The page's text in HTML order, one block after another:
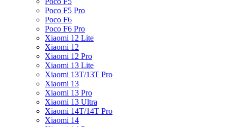
Poco F5 Pro
Poco F6
Poco F6 Pro
Xiaomi 12 Lite
Xiaomi 12
Xiaomi 12 Pro
Xiaomi 13 Lite
Xiaomi 13T/13T Pro
Xiaomi 13
Xiaomi 13 Pro
Xiaomi 13 Ultra
Xiaomi 14T/14T Pro
Xiaomi 14